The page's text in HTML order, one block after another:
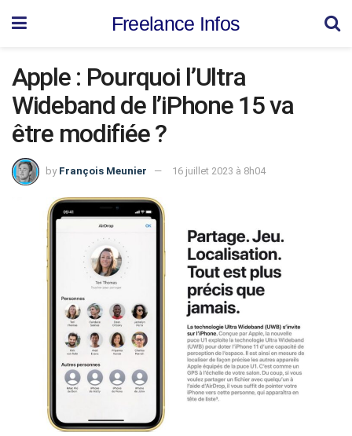
Freelance Infos
Apple : Pourquoi l’Ultra
Wideband de l’iPhone 15 va
être modifiée ?
by François Meunier 16 juillet 2023 à 8h04